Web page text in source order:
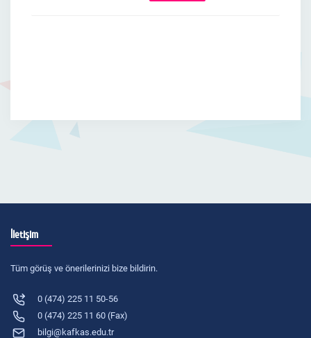
İletişim
Tüm görüş ve önerilerinizi bize bildirin.
0 (474) 225 11 50-56
0 (474) 225 11 60 (Fax)
bilgi@kafkas.edu.tr